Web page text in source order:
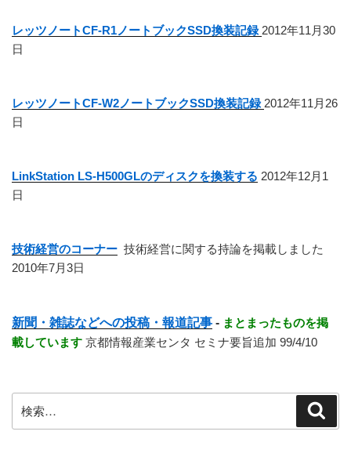
レッツノートCF-R1ノートブックSSD換装記録 2012年11月30
日
レッツノートCF-W2ノートブックSSD換装記録 2012年11月26
日
LinkStation LS-H500GLのディスクを換装する 2012年12月1
日
技術経営のコーナー 技術経営に関する持論を掲載しました
2010年7月3日
新聞・雑誌などへの投稿・報道記事 - まとまったものを掲
載しています 京都情報産業センタ セミナ要旨追加 99/4/10
索: